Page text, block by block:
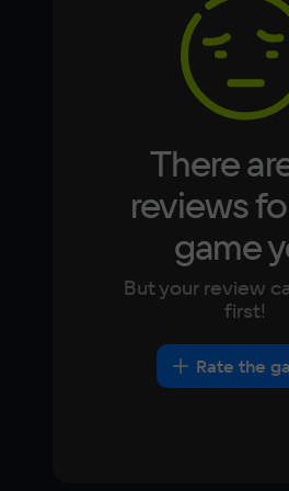
Video card
NVIDIA GeForce GTX 750 Ti
DirectX(R): 11, Звуковая
Japanese
There
reviews
game
But your review
first!
Rate the